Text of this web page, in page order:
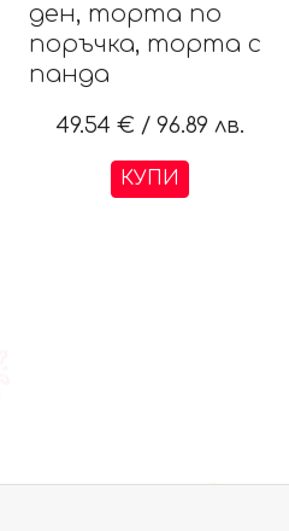
ден, торта по
поръчка, торта с
панда
49.54 € / 96.89 лв.
КУПИ